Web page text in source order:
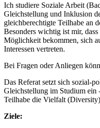
Ich studiere Soziale Arbeit
Gleichstellung und Inklusion
gleichberechtigte Teilhabe an
Besonders wichtig ist mir,
Möglichkeit bekommen, sich
Interessen vertreten.
Bei Fragen oder Anliegen
Das Referat setzt sich sozial-
Gleichstellung im Studium ein
Teilhabe die Vielfalt
Ziele: